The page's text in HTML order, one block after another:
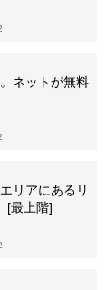
ネットが無料
リアにあるリ
[最上階]